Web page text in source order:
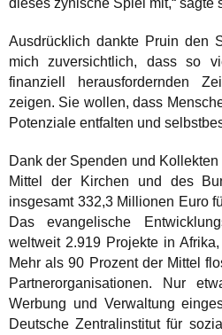
Ausdrücklich dankte Pruin den
mich zuversichtlich, dass so
finanziell herausfordernden
zeigen. Sie wollen, dass
Potenziale entfalten und
Dank der Spenden und
Mittel der Kirchen und des
insgesamt 332,3 Millionen Euro
Das evangelische
weltweit 2.919 Projekte in
Mehr als 90 Prozent der Mittel
Partnerorganisationen. Nur
Werbung und Verwaltung
Deutsche Zentralinstitut für